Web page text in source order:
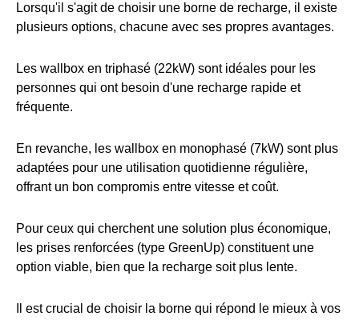
Lorsqu'il s'agit de choisir une borne de recharge, il existe
plusieurs options, chacune avec ses propres avantages.
Les wallbox en triphasé (22kW) sont idéales pour les
personnes qui ont besoin d'une recharge rapide et
fréquente.
En revanche, les wallbox en monophasé (7kW) sont plus
adaptées pour une utilisation quotidienne régulière,
offrant un bon compromis entre vitesse et coût.
Pour ceux qui cherchent une solution plus économique,
les prises renforcées (type GreenUp) constituent une
option viable, bien que la recharge soit plus lente.
Il est crucial de choisir la borne qui répond le mieux à vos